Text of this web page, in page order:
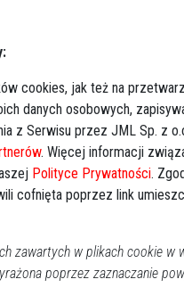
Google News
cookies, jak też na
danych osobowych,
z Serwisu przez JML Sp. z
. Więcej informacji
Polityce Prywatności.
cofnięta poprzez link
zawartych w plikach cookie w
poprzez zaznaczanie